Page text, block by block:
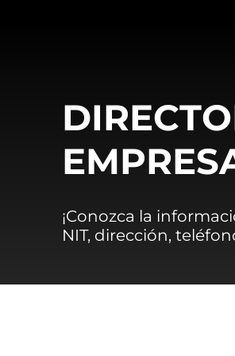
¡Conozca la
NIT, dirección,